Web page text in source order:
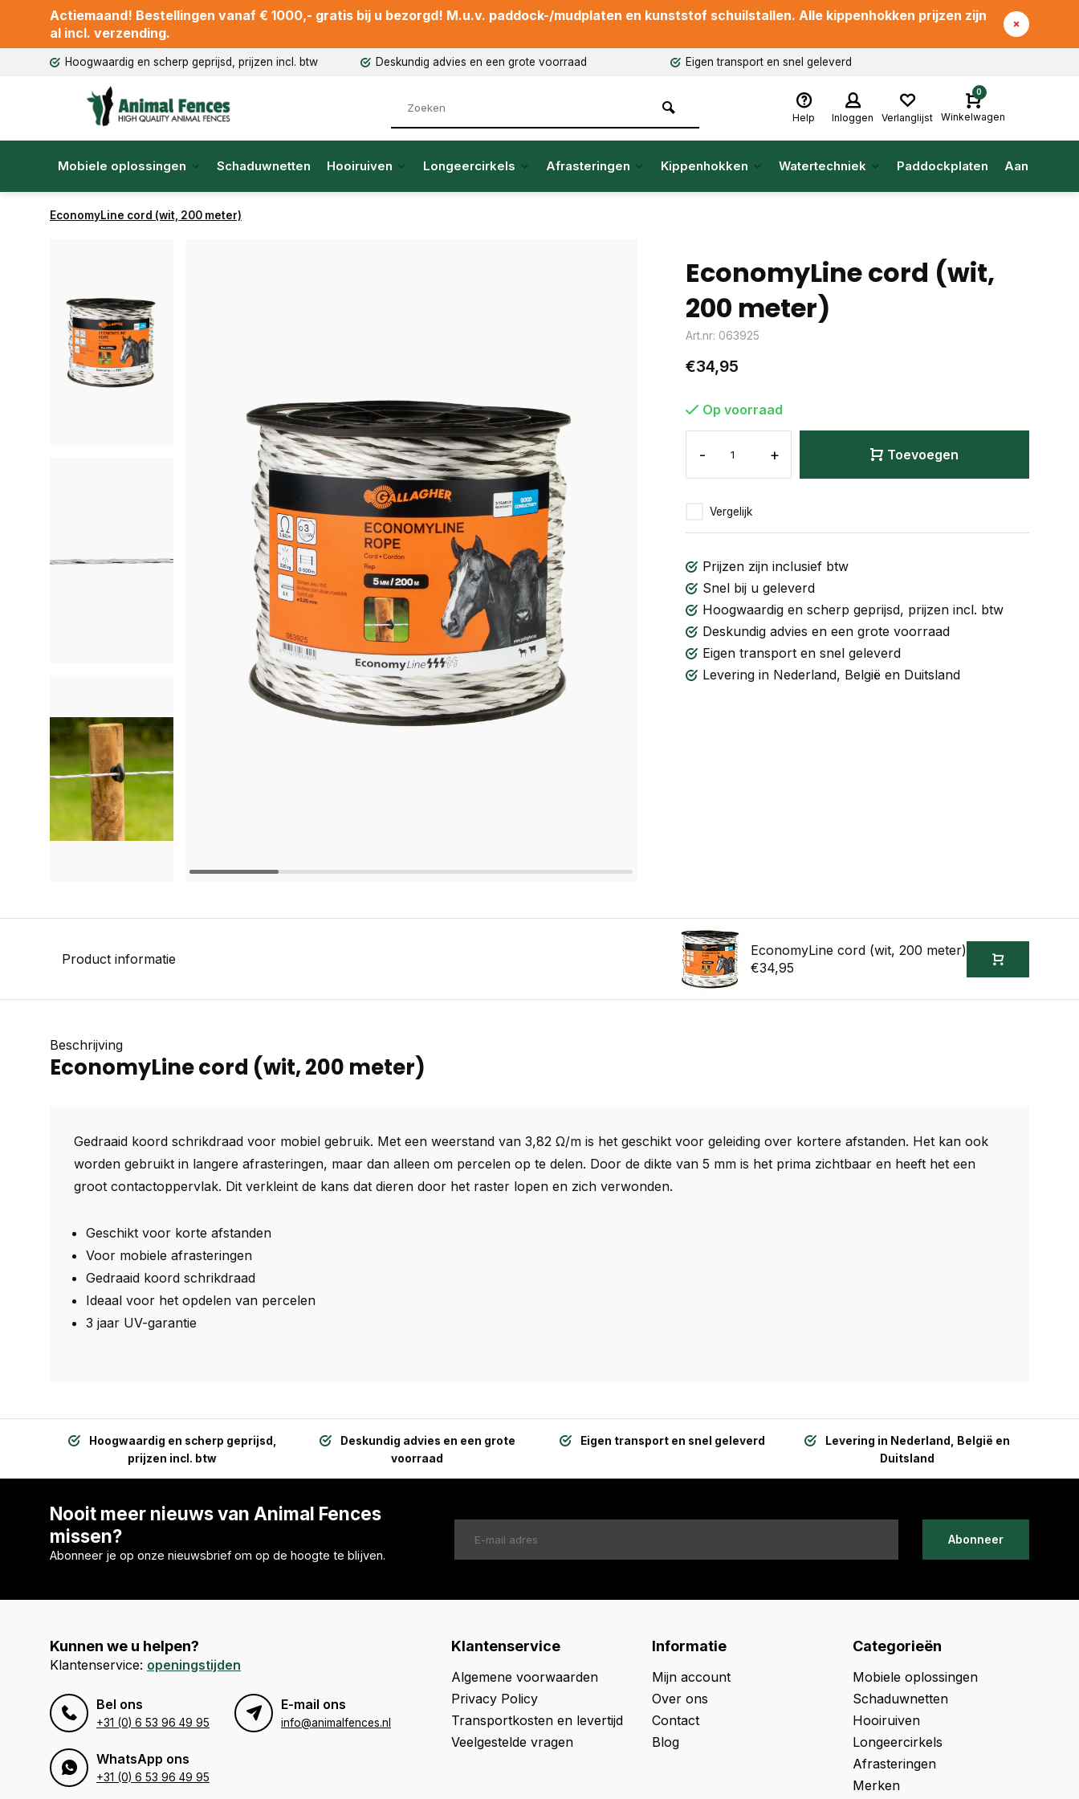
Actiemaand! Bestellingen vanaf € 1000,- gratis bij u bezorgd! M.u.v. paddock-/mudplaten en kunststof schuilstallen. Alle kippenhokken prijzen zijn
al incl. verzending.
Hoogwaardig en scherp geprijsd, prijzen incl. btw Deskundig advies en een grote voorraad Eigen transport en snel geleverd
Help Inloggen Verlanglijst
0
Winkelwagen
Mobiele oplossingen Schaduwnetten Hooiruiven Longeercirkels Afrasteringen Kippenhokken Watertechniek Paddockplaten
EconomyLine cord (wit, 200 meter)
EconomyLine cord (wit,
200 meter)
Art.nr: 063925
€34,95
Op voorraad
- + Toevoegen
Vergelijk
Prijzen zijn inclusief btw
Snel bij u geleverd
Hoogwaardig en scherp geprijsd, prijzen incl. btw
Deskundig advies en een grote voorraad
Eigen transport en snel geleverd
Levering in Nederland, België en Duitsland
Product informatie
EconomyLine cord (wit, 200 meter)
€34,95
Beschrijving
EconomyLine cord (wit, 200 meter)
Gedraaid koord schrikdraad voor mobiel gebruik. Met een weerstand van 3,82 Ω/m is het geschikt voor geleiding over kortere afstanden. Het kan ook
worden gebruikt in langere afrasteringen, maar dan alleen om percelen op te delen. Door de dikte van 5 mm is het prima zichtbaar en heeft het een
groot contactoppervlak. Dit verkleint de kans dat dieren door het raster lopen en zich verwonden.
Geschikt voor korte afstanden
Voor mobiele afrasteringen
Gedraaid koord schrikdraad
Ideaal voor het opdelen van percelen
3 jaar UV-garantie
Hoogwaardig en scherp geprijsd,
prijzen incl. btw
Deskundig advies en een grote
voorraad
Eigen transport en snel geleverd
Levering in Nederland, België en
Duitsland
Nooit meer nieuws van Animal Fences
missen?
Abonneer je op onze nieuwsbrief om op de hoogte te blijven.
Abonneer
Kunnen we u helpen?
Klantenservice: openingstijden
Bel ons
+31 (0) 6 53 96 49 95
E-mail ons
info@animalfences.nl
WhatsApp ons
+31 (0) 6 53 96 49 95
Klantenservice
Algemene voorwaarden
Privacy Policy
Transportkosten en levertijd
Veelgestelde vragen
Informatie
Mijn account
Over ons
Contact
Blog
Categorieën
Mobiele oplossingen
Schaduwnetten
Hooiruiven
Longeercirkels
Afrasteringen
Merken